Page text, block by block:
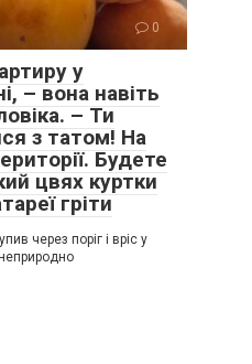
0
у
– вона навіть
– Ти
з татом! На
Будете
цвях куртки
гріти
через поріг і вріс у